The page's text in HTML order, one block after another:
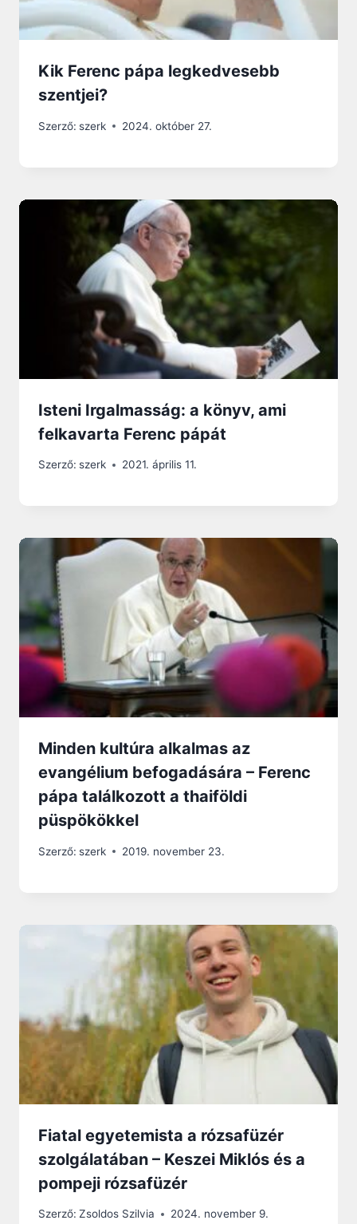
Kik Ferenc pápa legkedvesebb
szentjei?
Szerző: szerk 2024. október 27.
Isteni Irgalmasság: a könyv, ami
felkavarta Ferenc pápát
Szerző: szerk 2021. április 11.
Minden kultúra alkalmas az
evangélium befogadására – Ferenc
pápa találkozott a thaiföldi
püspökökkel
Szerző: szerk 2019. november 23.
Fiatal egyetemista a rózsafüzér
szolgálatában – Keszei Miklós és a
pompeji rózsafüzér
Szerző: Zsoldos Szilvia 2024. november 9.